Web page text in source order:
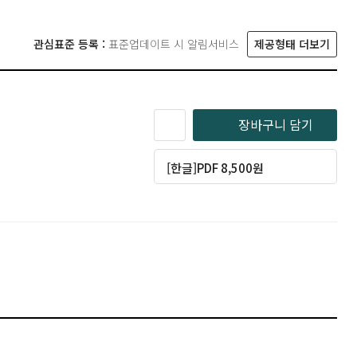
관심표준 등록 : 표준업데이트 시 알림서비스 제공형태 더보기
장바구니 담기
[한글]PDF 8,500원